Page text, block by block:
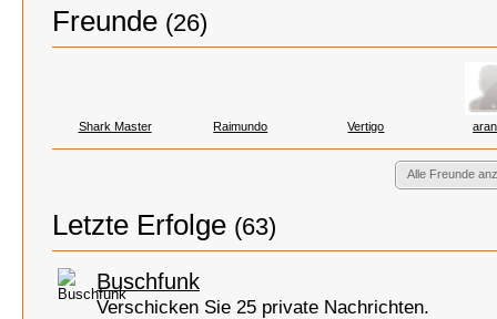
Freunde (26)
Shark Master Raimundo Vertigo
Alle Freunde
Letzte Erfolge (63)
Buschfunk
Verschicken Sie 25 private Nachrichten.